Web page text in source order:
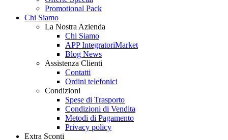
Promotional Pack
Chi Siamo
La Nostra Azienda
Chi Siamo
APP IntegratoriMarket
Blog News
Assistenza Clienti
Contatti
Ordini telefonici
Condizioni
Spese di Trasporto
Condizioni di Vendita
Metodi di Pagamento
Privacy policy
Extra Sconti